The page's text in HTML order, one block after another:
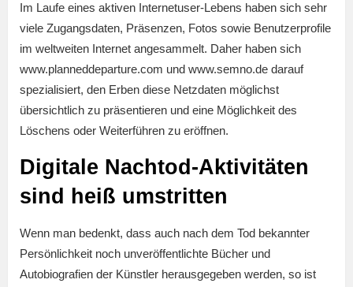
Im Laufe eines aktiven Internetuser-Lebens haben sich sehr
viele Zugangsdaten, Präsenzen, Fotos sowie Benutzerprofile
im weltweiten Internet angesammelt. Daher haben sich
www.planneddeparture.com und www.semno.de darauf
spezialisiert, den Erben diese Netzdaten möglichst
übersichtlich zu präsentieren und eine Möglichkeit des
Löschens oder Weiterführen zu eröffnen.
Digitale Nachtod-Aktivitäten
sind heiß umstritten
Wenn man bedenkt, dass auch nach dem Tod bekannter
Persönlichkeit noch unveröffentlichte Bücher und
Autobiografien der Künstler herausgegeben werden, so ist